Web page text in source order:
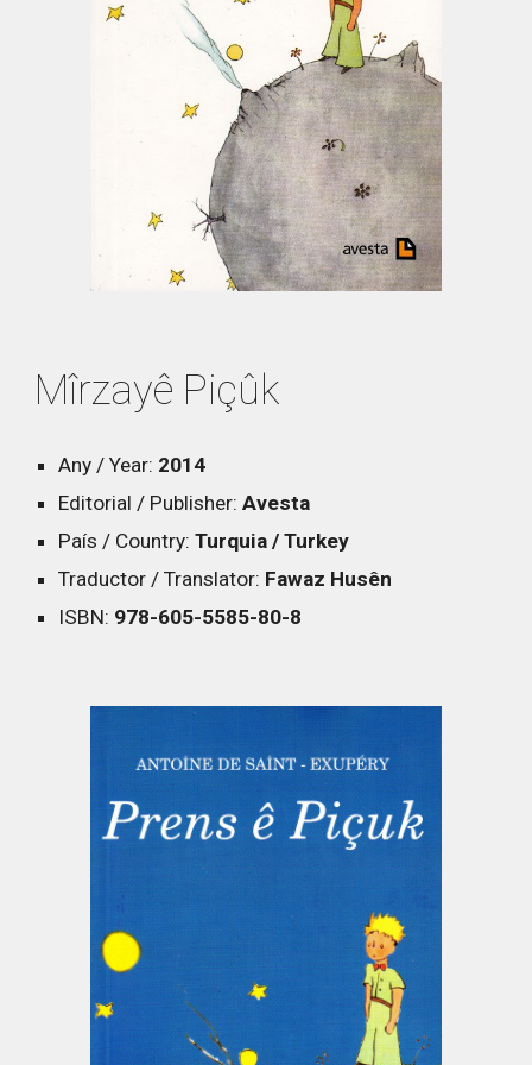
Mîrzayê Piçûk
Any / Year: 2014
Editorial / Publisher:Avesta
País / Country:Turquia / Turkey
Traductor / Translator: Fawaz Husên
ISBN: 978-605-5585-80-8